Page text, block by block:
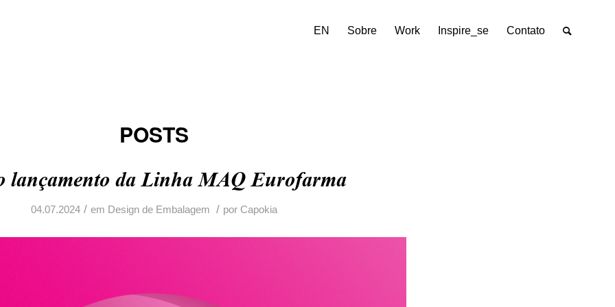
EN Sobre Work Inspire_se Contato
POSTS
lançamento da Linha MAQ Eurofarma
04.07.2024 / em Design de Embalagem / por Capokia